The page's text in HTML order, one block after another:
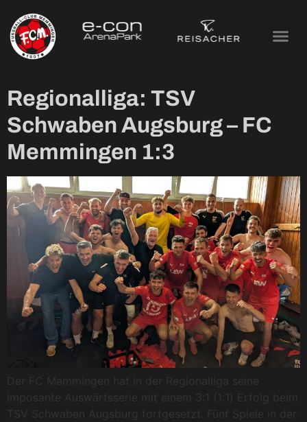
Tag:
20. September
2025
Regionalliga: TSV
Schwaben Augsburg – FC
Memmingen 1:3
Der FC Memmingen hat in der Regionalliga seine
imposante Auswärtsserie mit einem 3:1 (1:1) Erfolg beim
TSV Schwaben Augsburg fortgesetzt. Fünf Spiele in der